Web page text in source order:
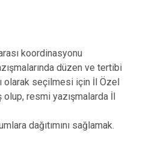
koordinasyonu
düzen ve tertibi
olarak seçilmesi için İl Özel
olup, resmi yazışmalarda İl
dağıtımını sağlamak.